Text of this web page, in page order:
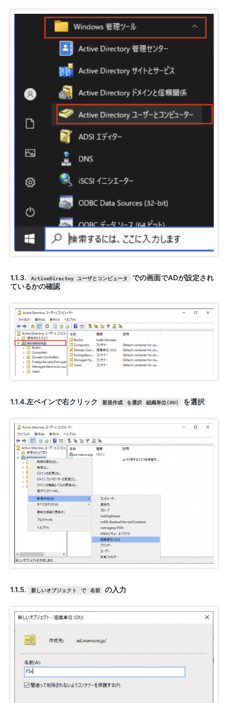
1.1.3. ActiveDirectoy ユーザとコンピュータ
での画面でADが設定され
ているかの確認
1.1.4.左ペインで右クリック 新規作成 を選択 組織単位(OU) を選択
1.1.5. 新しいオブジェクト で 名前 の入力